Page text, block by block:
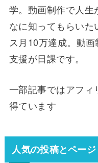
学。動画制作で人生
なに知ってもらいた
ス月10万達成。動
支援が日課です。
一部記事ではアフィ
得ています
人気の投稿とページ